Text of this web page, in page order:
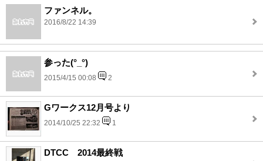
ファンネル。
2016/8/22 14:39
参った(°_°)
2015/4/15 00:08 2
Gワークス12月号より
2014/10/25 22:32 1
DTCC 2014最終戦